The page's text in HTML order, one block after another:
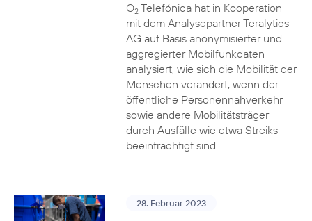
O2Telefónica hat in Kooperation
mit dem Analysepartner Teralytics
AG auf Basis anonymisierter und
aggregierter Mobilfunkdaten
analysiert, wie sich die Mobilität der
Menschen verändert, wenn der
öffentliche Personennahverkehr
sowie andere Mobilitätsträger
durch Ausfälle wie etwa Streiks
beeinträchtigt sind.
28. Februar 2023